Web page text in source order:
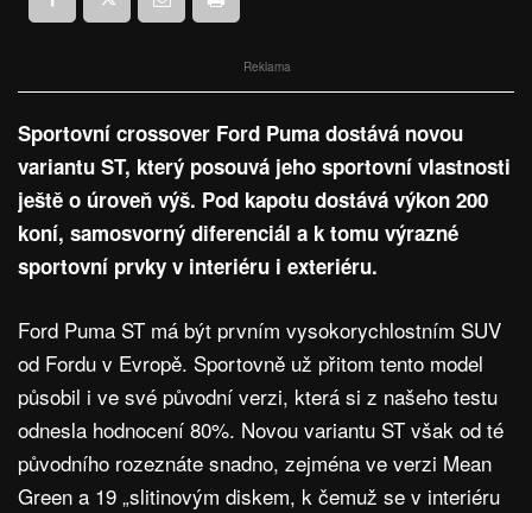
Reklama
Sportovní crossover Ford Puma dostává novou
variantu ST, který posouvá jeho sportovní vlastnosti
ještě o úroveň výš. Pod kapotu dostává výkon 200
koní, samosvorný diferenciál a k tomu výrazné
sportovní prvky v interiéru i exteriéru.
Ford Puma ST má být prvním vysokorychlostním SUV
od Fordu v Evropě. Sportovně už přitom tento model
působil i ve své původní verzi, která si z našeho testu
odnesla hodnocení 80%. Novou variantu ST však od té
původního rozeznáte snadno, zejména ve verzi Mean
Green a 19 „slitinovým diskem, k čemuž se v interiéru